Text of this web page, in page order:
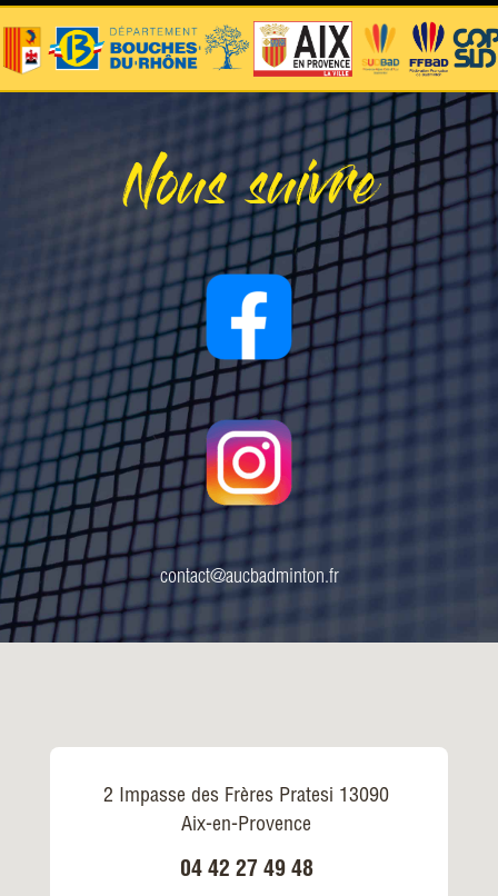
Nous suivre
contact@aucbadminton.fr
2 Impasse des Frères Pratesi 13090
Aix-en-Provence
04 42 27 49 48